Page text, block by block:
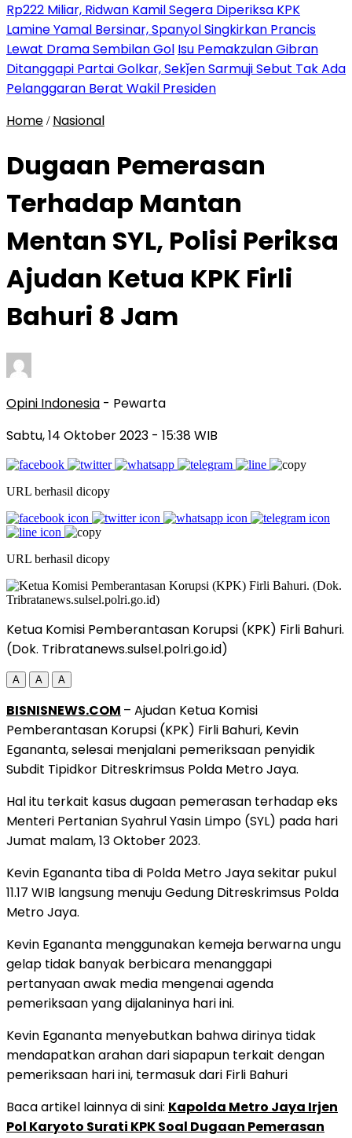
Rp222 Miliar, Ridwan Kamil Segera Diperiksa KPK
Lamine Yamal Bersinar, Spanyol Singkirkan Prancis
Lewat Drama Sembilan Gol Isu Pemakzulan Gibran
Ditanggapi Partai Golkar, Sekǰen Sarmuji Sebut Tak Ada
Pelanggaran Berat Wakil Presiden
Home / Nasional
Dugaan Pemerasan
Terhadap Mantan
Mentan SYL, Polisi Periksa
Ajudan Ketua KPK Firli
Bahuri 8 Jam
Opini Indonesia - Pewarta
Sabtu, 14 Oktober 2023 - 15:38 WIB
URL berhasil dicopy
URL berhasil dicopy
Ketua Komisi Pemberantasan Korupsi (KPK) Firli Bahuri.
(Dok. Tribratanews.sulsel.polri.go.id)
A A A
BISNISNEWS.COM – Ajudan Ketua Komisi
Pemberantasan Korupsi (KPK) Firli Bahuri, Kevin
Egananta, selesai menjalani pemeriksaan penyidik
Subdit Tipidkor Ditreskrimsus Polda Metro Jaya.
Hal itu terkait kasus dugaan pemerasan terhadap eks
Menteri Pertanian Syahrul Yasin Limpo (SYL) pada hari
Jumat malam, 13 Oktober 2023.
Kevin Egananta tiba di Polda Metro Jaya sekitar pukul
11.17 WIB langsung menuju Gedung Ditreskrimsus Polda
Metro Jaya.
Kevin Egananta menggunakan kemeja berwarna ungu
gelap tidak banyak berbicara menanggapi
pertanyaan awak media mengenai agenda
pemeriksaan yang dijalaninya hari ini.
Kevin Egananta menyebutkan bahwa dirinya tidak
mendapatkan arahan dari siapapun terkait dengan
pemeriksaan hari ini, termasuk dari Firli Bahuri
Baca artikel lainnya di sini: Kapolda Metro Jaya Irjen
Pol Karyoto Surati KPK Soal Dugaan Pemerasan